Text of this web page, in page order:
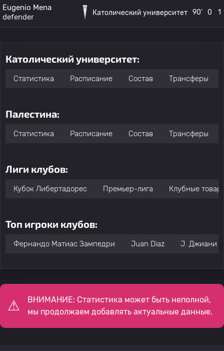
Eugenio Mena
defender
Католический университет 90’ 0 1
Католический университет:
Статистика Расписание Состав Трансферы
Палестина:
Статистика Расписание Состав Трансферы
Лиги клубов:
Кубок Либертадорес Премьер-лига Клубные
Топ игроки клубов:
Фернандо Матиас Зампедри Juan Diaz J. Джиани
ВНИМАНИЕ: Статистика может быть неполной,
мы продолжаем добавлять актуальные данные.